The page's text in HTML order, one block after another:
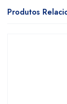
Produtos